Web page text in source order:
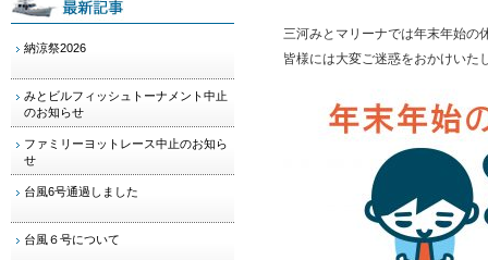
三河みとマリーナでは年末年始の
皆様には大変ご迷惑をおかけいた
納涼祭2026
みとビルフィッシュトーナメント中止
のお知らせ
ファミリーヨットレース中止のお知ら
せ
台風6号通過しました
台風６号について